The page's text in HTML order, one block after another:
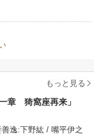
もっと見る
章 猗窩座再来」
逸:下野紘 / 嘴平伊之